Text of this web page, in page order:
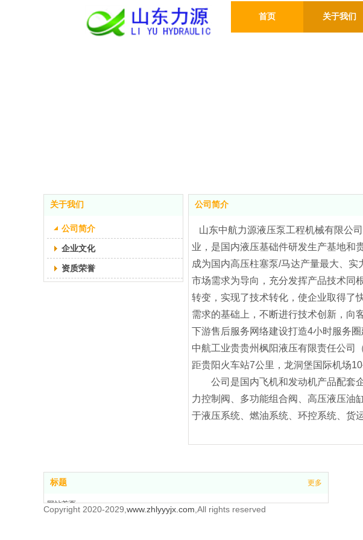
首页 关于我们
关于我们
公司简介
企业文化
资质荣誉
公司简介
山东中航力源液压泵工程机械有限公
业，是国内液压基础件研发生产基地和
成为国内高压柱塞泵/马达产量最大、实
市场需求为导向，充分发挥产品技术同
转变，实现了技术转化，使企业取得了
需求的基础上，不断进行技术创新，向
下游售后服务网络建设打造4小时服务
中航工业贵贵州枫阳液压有限责任公司
距贵阳火车站7公里，龙洞堡国际机场
公司是国内飞机和发动机产品配套企
力控制阀、多功能组合阀、高压液压油
于液压系统、燃油系统、环控系统、货
标题 更多
网站首页
Copyright 2020-2029, www.zhlyyyjx.com ,All rights reserved